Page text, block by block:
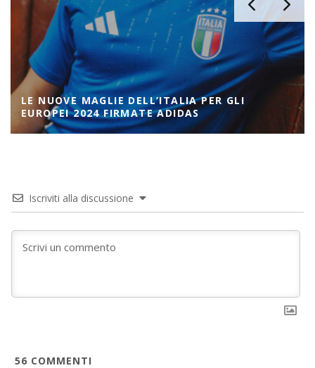
LE NUOVE MAGLIE DELL’ITALIA PER GLI
EUROPEI 2024 FIRMATE ADIDAS
Iscriviti alla discussione
56 COMMENTI